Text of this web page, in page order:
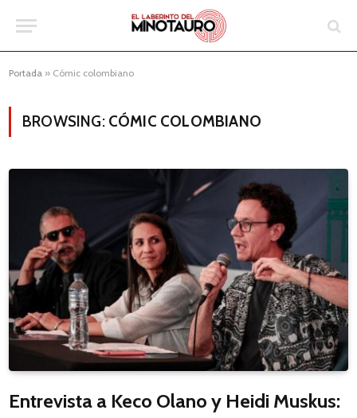
Portada » Cómic colombiano
BROWSING: CÓMIC COLOMBIANO
Entrevista a Keco Olano y Heidi Muskus: